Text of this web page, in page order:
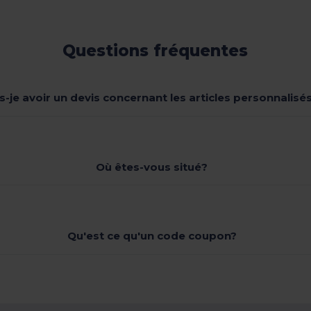
Questions fréquentes
je avoir un devis concernant les articles
Où êtes-vous situé?
Qu'est ce qu'un code coupon?